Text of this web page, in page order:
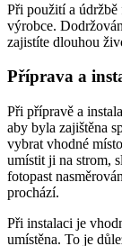
Při použití a
výrobce.
zajistíte dlouhou
Příprava a
Při přípravě a
aby byla zajištěna
vybrat vhodné
umístit ji na strom,
fotopast
prochází.
Při instalaci je
umístěna. To je